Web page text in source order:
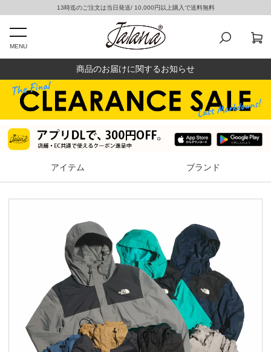
13時迄のご注文は当日発送/ 10,000円以上購入で送料無料
MENU
商品のお届けに関するお知らせ
アイテム ブランド